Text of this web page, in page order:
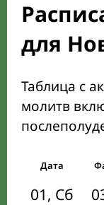
для
Таблица с
молитв
Дата
01, Сб